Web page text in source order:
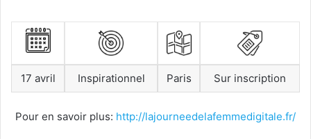
17 avril Inspirationnel Paris Sur inscription
Pour en savoir plus: http://lajourneedelafemmedigitale.fr/